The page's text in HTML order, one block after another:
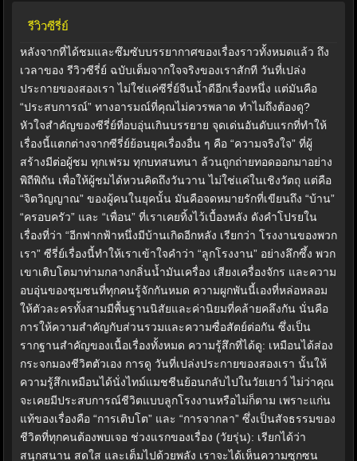
รีวิวซีรี่ย์
หลังจากที่ได้ชมและซึมซับบรรยากาศของเรื่องราวทั้งหมดแล้ว ถึง
เวลาของ รีวิวซีรี่ย์ ฉบับเต็มจากใจจริงของเราสักที วันที่เปล่ง
ประกายของสองเรา ไม่ใช่แค่ซีรี่ย์จีนน้ำดีอีกเรื่องหนึ่ง แต่มันคือ
“ประสบการณ์” ทางอารมณ์ที่คุณไม่ควรพลาด ทำไมถึงต้องดู?
หัวใจสำคัญของซีรี่ย์ที่อบอุ่นเกินบรรยาย จุดเด่นอันดับแรกที่ทำให้
เรื่องนี้แตกต่างจากซีรี่ย์ย้อนยุคเรื่องอื่น ๆ คือ “ความจริงใจ” ที่ผู้
สร้างมีต่อผู้ชม ทุกเฟรม ทุกบทสนทนา ล้วนถูกถ่ายทอดออกมาอย่าง
พิถีพิถัน เพื่อให้ผู้ชมได้หวนคิดถึงวันวาน ไม่ใช่แค่ในเชิงวัตถุ แต่คือ
“จิตวิญญาณ” ของผู้คนในยุคนั้น มันคือจดหมายรักที่เขียนถึง “บ้าน”
“ครอบครัว” และ “เพื่อน” ที่เราเคยทิ้งไว้เบื้องหลัง ดังคำโปรยใน
เรื่องที่ว่า “อีกฟากฟ้าหนึ่งมีบ้านเกิดอีกหลัง เรียกว่า โรงงานของพวก
เรา” ซีรี่ย์เรื่องนี้ทำให้เราเข้าใจคำว่า “ลูกโรงงาน” อย่างลึกซึ้ง พวก
เขาเติบโตมาท่ามกลางกลิ่นน้ำมันเครื่อง เสียงเครื่องจักร และความ
อบอุ่นของชุมชนที่ทุกคนรู้จักกันหมด ความผูกพันนี้เองที่หล่อหลอม
ให้ตัวละครทั้งสามมีพื้นฐานนิสัยและค่านิยมที่คล้ายคลึงกัน นั่นคือ
การให้ความสำคัญกับส่วนรวมและความซื่อสัตย์ต่อกัน ซึ่งเป็น
รากฐานสำคัญของเนื้อเรื่องทั้งหมด ความรู้สึกที่ได้ดู: เหมือนได้ส่อง
กระจกมองชีวิตตัวเอง การดู วันที่เปล่งประกายของสองเรา นั้นให้
ความรู้สึกเหมือนได้นั่งไทม์แมชชีนย้อนกลับไปในวัยเยาว์ ไม่ว่าคุณ
จะเคยมีประสบการณ์ชีวิตแบบลูกโรงงานหรือไม่ก็ตาม เพราะแก่น
แท้ของเรื่องคือ “การเติบโต” และ “การจากลา” ซึ่งเป็นสัจธรรมของ
ชีวิตที่ทุกคนต้องพบเจอ ช่วงแรกของเรื่อง (วัยรุ่น): เรียกได้ว่า
สนุกสนาน สดใส และเต็มไปด้วยพลัง เราจะได้เห็นความซุกซน